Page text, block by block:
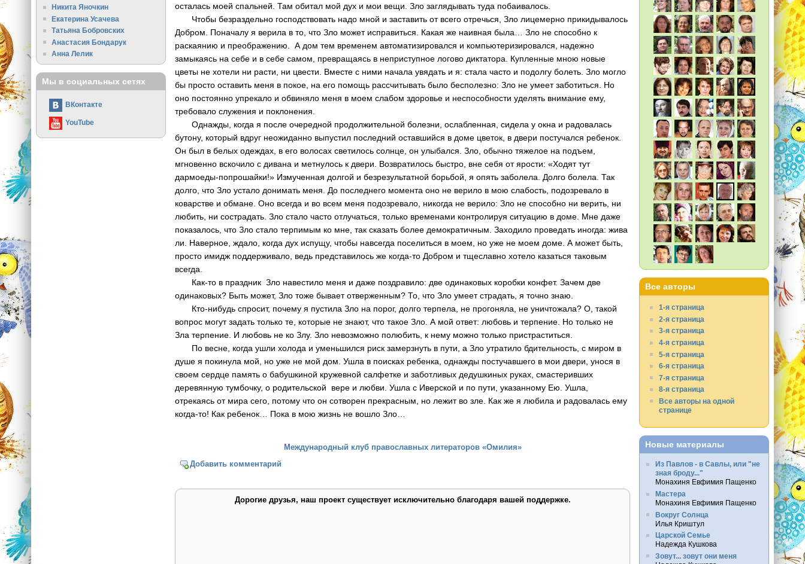
осталась моей спальней. Там обитал мой дух и мои вещи. Зло заглядывать туда побаивалось.
Чтобы безраздельно господствовать надо мной и заставить от всего отречься, Зло лицемерно прикидывалось
Добром. Поначалу я верила в то, что Зло может исправиться. Какая же наивная была… Зло не способно к
раскаянию и преображению. А дом тем временем автоматизировался и компьютеризировался, надежно
замыкаясь на себе и в себе самом, превращаясь в неприступное логово диктатора. Купленные мною новые
цветы не хотели ни расти, ни цвести. Вместе с ними начала увядать и я: стала часто и подолгу болеть. Зло могло
бы просто оставить меня в покое, на его помощь рассчитывать было бесполезно: Зло не умеет заботиться. Но
оно постоянно упрекало и обвиняло меня в моем слабом здоровье и неспособности уделять внимание ему,
требовало служения и поклонения.
Однажды, когда я после очередной продолжительной болезни, ослабленная, сидела у окна и радовалась
бутону, который вдруг неожиданно выпустил последний оставшийся в доме цветок, в двери постучался ребенок.
Он был в белых одеждах, в его волосах светилось солнце, он улыбался. Зло, обычно тяжелое на подъем,
мгновенно вскочило с дивана и метнулось к двери. Возвратилось быстро, вне себя от ярости: «Ходят тут
дармоеды-попрошайки!» Измученная долгой и безрезультатной борьбой, я опять заболела. Долго болела. Так
долго, что Зло устало донимать меня. До последнего момента оно не верило в мою слабость, подозревало в
коварстве и обмане. Оно всегда и во всем меня подозревало, никогда не верило: Зло не способно ни верить, ни
любить, ни сострадать. Зло стало часто отлучаться, только временами контролируя ситуацию в доме. Мне даже
показалось, что Зло стало терпимым ко мне, так сказать более демократичным. Заходило проведать иногда: жива
ли. Наверное, ждало, когда дух испущу, чтобы навсегда поселиться в моем, но уже не моем доме. А может быть,
просто имидж поддерживало, ведь представилось же когда-то Добром и тщеславно хотело казаться таковым
всегда.
Как-то в праздник Зло навестило меня и даже поздравило: две одинаковых коробки конфет. Зачем две
одинаковых? Быть может, Зло тоже бывает отверженным? То, что Зло умеет страдать, я точно знаю.
Кто-нибудь спросит, почему я пустила Зло на порог, долго терпела, не прогоняла, не уничтожала? О, такой
вопрос могут задать только те, которые не знают, что такое Зло. А мой ответ: любовь и терпение. Но только не
Зла терпение. И любовь не ко Злу. Зло невозможно полюбить, к нему можно только пристраститься.
По весне, когда ушли холода и уменьшился риск замерзнуть в пути, а Зло утратило бдительность, с миром в
душе я покинула мой, но уже не мой дом. Ушла в поисках ребенка, однажды постучавшего в мои двери, унося в
своем сердце память о бабушкиной кружевной салфетке и заботливых дедушкиных руках, смастеривших
деревянную тумбочку, о родительской вере и любви. Ушла с Иверской и по пути, указанному Ею. Ушла,
отрекаясь от мира сего, потому что он сотворен прекрасным, но лежит во зле. Как же я любила и радовалась ему
когда-то! Как ребенок… Пока в мою жизнь не вошло Зло…
Международный клуб православных литераторов «Омилия»
Добавить комментарий
Дорогие друзья, наш проект существует исключительно благодаря вашей поддержке.
Никита Яночкин
Екатерина Усачева
Татьяна Бобровских
Анастасия Бондарук
Анна Лелик
Мы в социальных сетях
ВКонтакте
YouTube
Все авторы
1-я страница
2-я страница
3-я страница
4-я страница
5-я страница
6-я страница
7-я страница
8-я страница
Все авторы на одной
странице
Новые материалы
Из Павлов - в Савлы, или "не
зная броду..."
Монахиня Евфимия Пащенко
Мастера
Монахиня Евфимия Пащенко
Вокруг Солнца
Илья Криштул
Царской Семье
Надежда Кушкова
Зовут... зовут они меня